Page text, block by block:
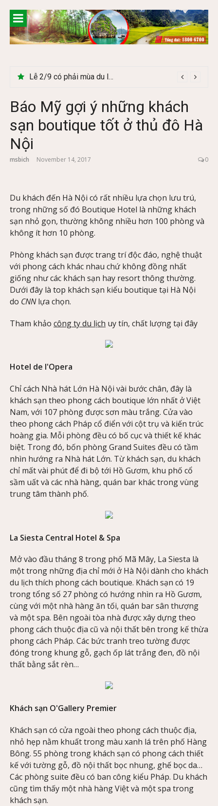
content
Lễ 2/9 có phải mùa du lịch Hà Giang đẹp không?
Báo Mỹ gợi ý những khách
sạn boutique tốt ở thủ đô Hà
Nội
msbich November 14, 2017 0
Du khách đến Hà Nội có rất nhiều lựa chọn lưu trú,
trong những số đó Boutique Hotel là những khách
sạn nhỏ gọn, thường không nhiều hơn 100 phòng và
không ít hơn 10 phòng.
Phòng khách sạn được trang trí độc đáo, nghệ thuật
với phong cách khác nhau chứ không đồng nhất
giống như các khách sạn hay resort thông thường.
Dưới đây là top khách sạn kiểu boutique tại Hà Nội
do CNNlựa chọn.
Tham khảo công ty du lịch uy tín, chất lượng tại đây
Hotel de l'Opera
Chỉ cách Nhà hát Lớn Hà Nội vài bước chân, đây là
khách sạn theo phong cách boutique lớn nhất ở Việt
Nam, với 107 phòng được sơn màu trắng. Cửa vào
theo phong cách Pháp cổ điển với cột trụ và kiến trúc
hoàng gia. Mỗi phòng đều có bố cục và thiết kế khác
biệt. Trong đó, bốn phòng Grand Suites đều có tầm
nhìn hướng ra Nhà hát Lớn. Từ khách sạn, du khách
chỉ mất vài phút để đi bộ tới Hồ Gươm, khu phố cổ
sầm uất và các nhà hàng, quán bar khác trong vùng
trung tâm thành phố.
La Siesta Central Hotel & Spa
Mở vào đầu tháng 8 trong phố Mã Mây, La Siesta là
một trong những địa chỉ mới ở Hà Nội dành cho khách
du lịch thích phong cách boutique. Khách sạn có 19
trong tổng số 27 phòng có hướng nhìn ra Hồ Gươm,
cùng với một nhà hàng ăn tối, quán bar sân thượng
và một spa. Bên ngoài tòa nhà được xây dựng theo
phong cách thuộc địa cũ và nội thất bên trong kế thừa
phong cách Pháp. Các bức tranh treo tường được
đóng trong khung gỗ, gạch ốp lát trắng đen, đồ nội
thất bằng sắt rèn…
Khách sạn O'Gallery Premier
Khách sạn có cửa ngoài theo phong cách thuộc địa,
nhỏ hẹp nằm khuất trong màu xanh lá trên phố Hàng
Bông. 55 phòng trong khách sạn có phong cách thiết
kế với tường gỗ, đồ nội thất bọc nhung, ghế bọc da…
Các phòng suite đều có ban công kiểu Pháp. Du khách
cũng tìm thấy một nhà hàng Việt và một spa trong
khách sạn.